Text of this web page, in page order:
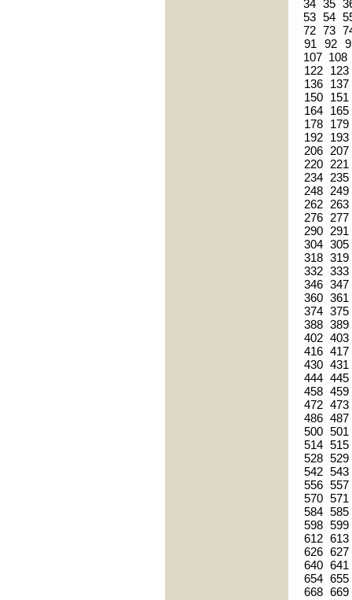
34 35
53 54
72 73
91
92
107 108
122
123
136
137
150
151
164
165
178
179
192
193
206 207
220
221
234
235
248
249
262
263
276
277
290
291
304 305
318 319
332 333
346 347
360 361
374 375
388 389
402 403
416 417
430 431
444 445
458 459
472 473
486 487
500 501
514 515
528 529
542 543
556 557
570 571
584 585
598 599
612 613
626 627
640 641
654 655
668 669